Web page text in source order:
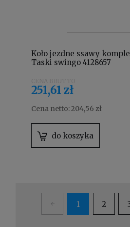
Koło jezdne ssawy
Taski swingo 4128657
251,61 zł
Cena netto:204,56 zł
do koszyka
1 2